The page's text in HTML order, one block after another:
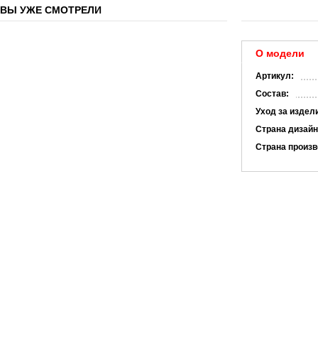
ВЫ УЖЕ СМОТРЕЛИ
О модели
Артикул:
Состав:
Уход за
Страна
Страна